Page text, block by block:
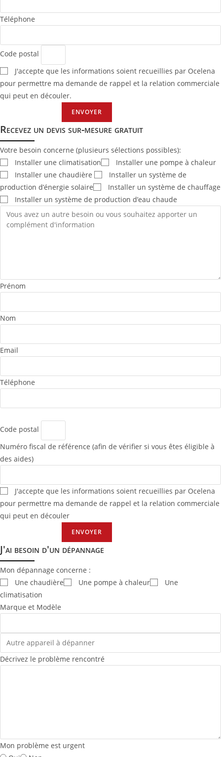
Téléphone
Code postal
J'accepte que les informations soient recueillies par Ocelena
pour permettre ma demande de rappel et la relation commerciale
qui peut en découler.
ENVOYER
Recevez un devis sur-mesure gratuit
Votre besoin concerne (plusieurs sélections possibles):
Installer une climatisation
Installer une pompe à chaleur
Installer une chaudière
Installer un système de
production d’énergie solaire
Installer un système de chauffage
Installer un système de production d’eau chaude
Prénom
Nom
Email
Téléphone
Code postal
Numéro fiscal de référence (afin de vérifier si vous êtes éligible à
des aides)
J'accepte que les informations soient recueillies par Ocelena
pour permettre ma demande de rappel et la relation commerciale
qui peut en découler
ENVOYER
J'ai besoin d'un dépannage
Mon dépannage concerne :
Une chaudière
Une pompe à chaleur
Une
climatisation
Marque et Modèle
Décrivez le problème rencontré
Mon problème est urgent